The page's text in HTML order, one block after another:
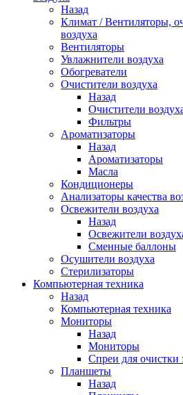
Назад
Климат / Вентиляторы,
воздуха
Вентиляторы
Увлажнители воздуха
Обогреватели
Очистители воздуха
Назад
Очистители
Фильтры
Ароматизаторы
Назад
Ароматизаторы
Масла
Кондиционеры
Анализаторы качества
Освежители воздуха
Назад
Освежители
Сменные баллоны
Осушители воздуха
Стерилизаторы
Компьютерная техника
Назад
Компьютерная техника
Мониторы
Назад
Мониторы
Спреи для очистки
Планшеты
Назад